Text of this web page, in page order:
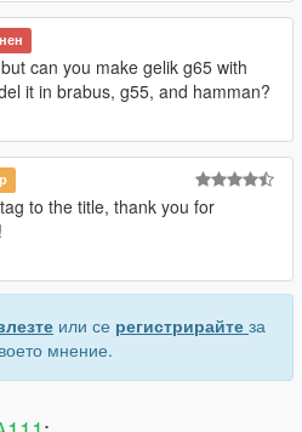
can you make gelik g65 with
it in brabus, g55, and hamman?
to the title, thank you for
или се регистрирайте за
мнение.